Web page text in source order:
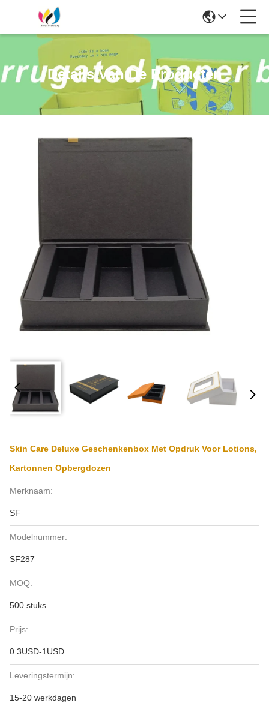
Details Van De Producten
Skin Care Deluxe Geschenkenbox Met Opdruk Voor Lotions,
Kartonnen Opbergdozen
Merknaam:
SF
Modelnummer:
SF287
MOQ:
500 stuks
Prijs:
0.3USD-1USD
Leveringstermijn:
15-20 werkdagen